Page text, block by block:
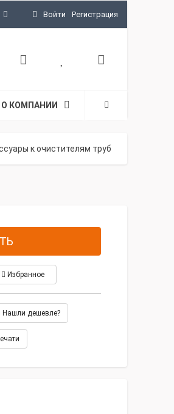
Войти Регистрация
О КОМПАНИИ
к очистителям труб
Избранное
Нашли дешевле?